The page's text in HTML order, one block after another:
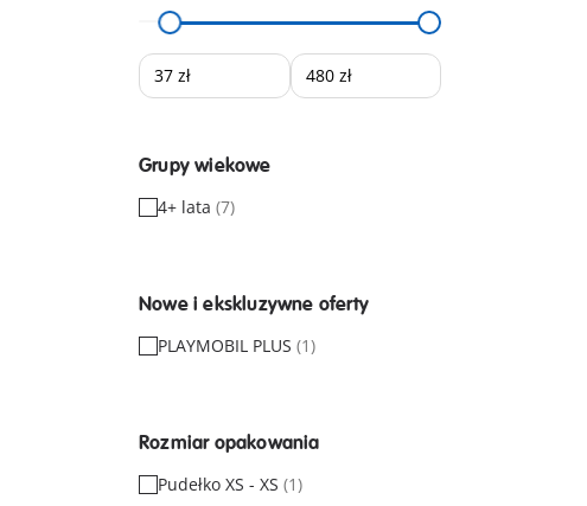
Grupy wiekowe
4+ lata (7)
Nowe i ekskluzywne oferty
PLAYMOBIL PLUS (1)
Rozmiar opakowania
Pudełko XS - XS (1)